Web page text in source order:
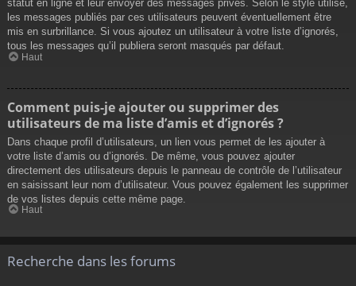
statut en ligne et leur envoyer des messages privés. Selon le style utilisé,
les messages publiés par ces utilisateurs peuvent éventuellement être
mis en surbrillance. Si vous ajoutez un utilisateur à votre liste d’ignorés,
tous les messages qu’il publiera seront masqués par défaut.
Haut
Comment puis-je ajouter ou supprimer des
utilisateurs de ma liste d’amis et d’ignorés ?
Dans chaque profil d’utilisateurs, un lien vous permet de les ajouter à
votre liste d’amis ou d’ignorés. De même, vous pouvez ajouter
directement des utilisateurs depuis le panneau de contrôle de l’utilisateur
en saisissant leur nom d’utilisateur. Vous pouvez également les supprimer
de vos listes depuis cette même page.
Haut
Recherche dans les forums